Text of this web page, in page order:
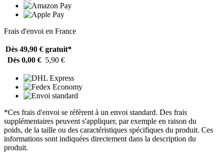
Frais d'envoi en France
Dès 49,90 € gratuit*
Dès 0,00 € 5,90 €
*Ces frais d'envoi se réfèrent à un envoi standard. Des frais
supplémentaires peuvent s'appliquer, par exemple en raison du
poids, de la taille ou des caractéristiques spécifiques du produit. Ces
informations sont indiquées directement dans la description du
produit.